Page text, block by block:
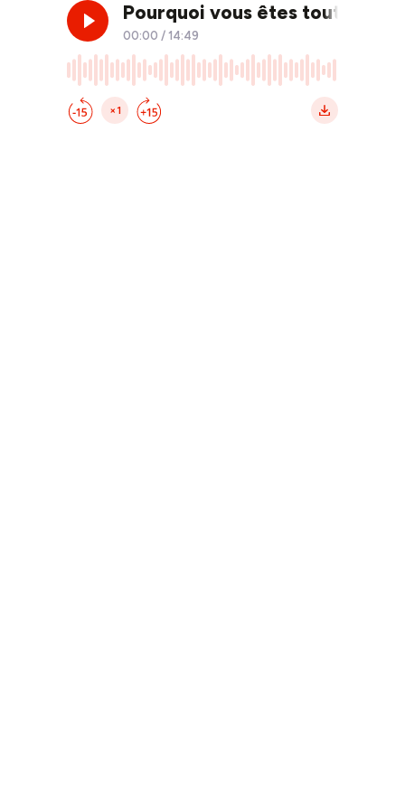
Pourquoi vous êtes tout le
00:00 / 14:49
×1